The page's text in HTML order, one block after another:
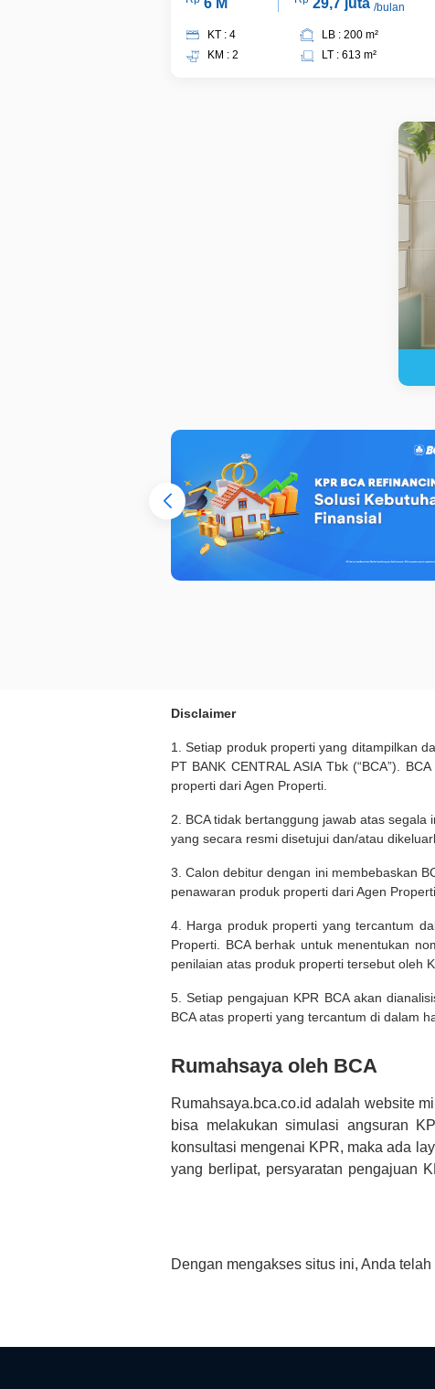
6 M 29,7 juta /bulan
KT : 4
KM : 2
LB : 200 m²
LT : 613 m²
Disclaimer
1. Setiap produk properti yang ditampilkan
PT BANK CENTRAL ASIA Tbk (“BCA”).
properti dari Agen Properti.
2. BCA tidak bertanggung jawab atas
yang secara resmi disetujui dan/atau
3. Calon debitur dengan ini membebaskan
penawaran produk properti dari Agen
4. Harga produk properti yang tercantum
Properti. BCA berhak untuk menentukan
penilaian atas produk properti tersebut oleh
5. Setiap pengajuan KPR BCA akan
BCA atas properti yang tercantum di dalam
Rumahsaya oleh BCA
Rumahsaya.bca.co.id adalah website
bisa melakukan simulasi angsuran
konsultasi mengenai KPR, maka ada
yang berlipat, persyaratan pengajuan
informasi yang rekanan berikan selain
Dengan mengakses situs ini, Anda